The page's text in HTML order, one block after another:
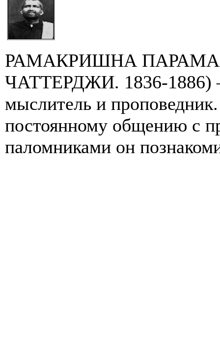
РАМАКРИШНА
ЧАТТЕРДЖИ. 1836-1886)
мыслитель и
постоянному общению с
паломниками он